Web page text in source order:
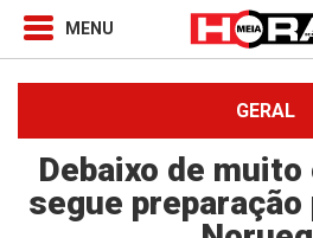
GERAL
Debaixo de
segue preparação